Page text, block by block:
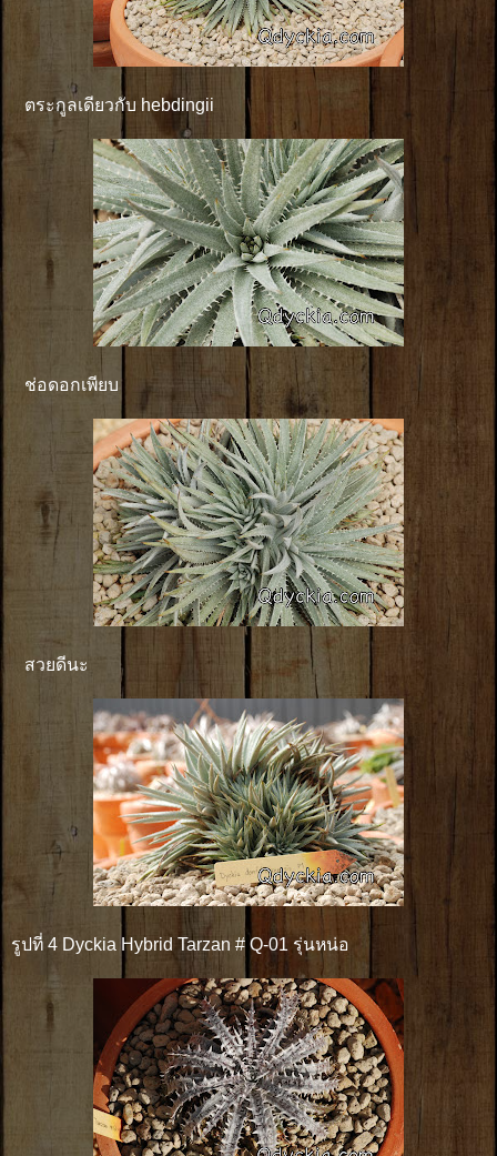
ตระกูลเดียวกับ hebdingii
ช่อดอกเพียบ
สวยดีนะ
รูปที่ 4 Dyckia Hybrid Tarzan # Q-01 รุ่นหน่อ